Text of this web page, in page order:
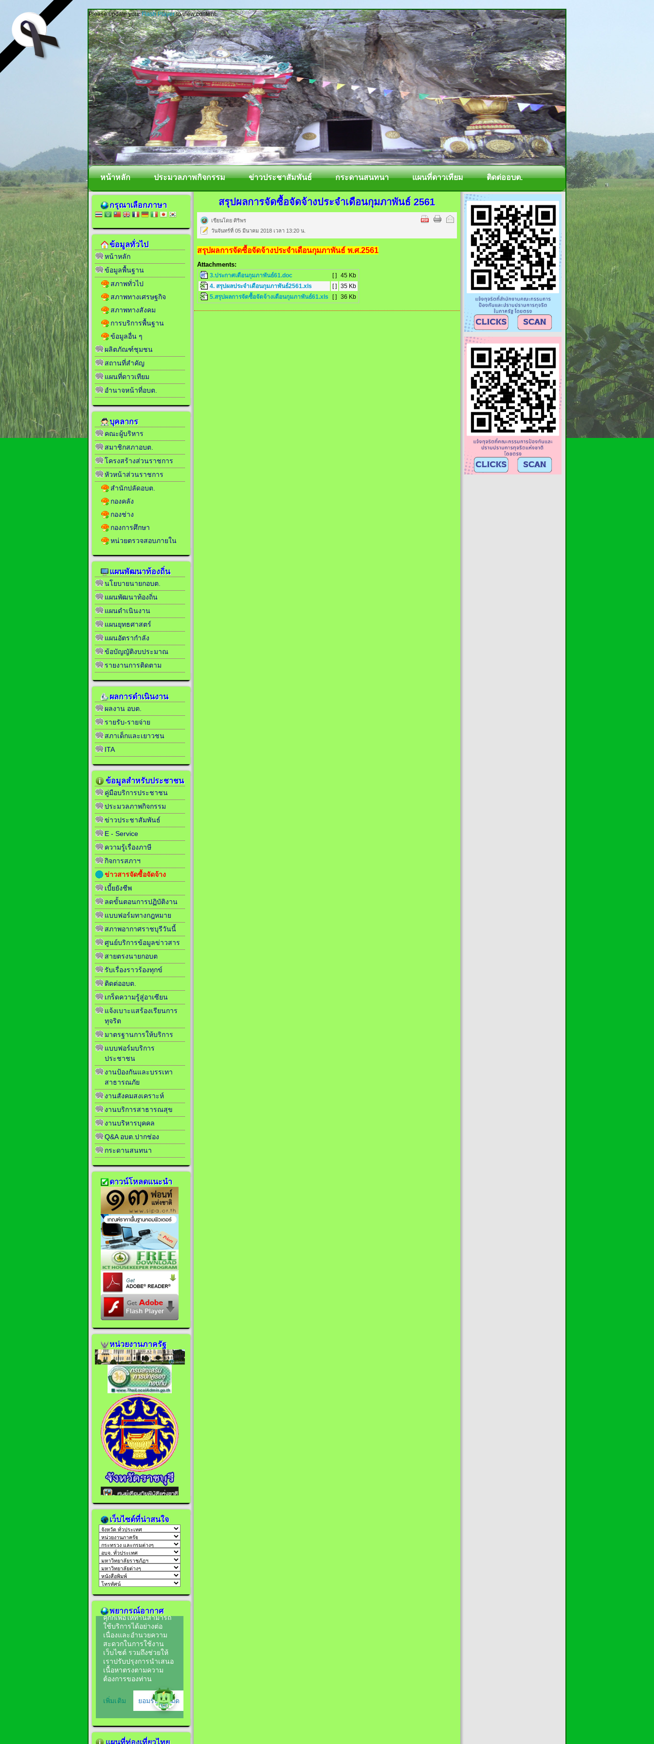
Please update yourFlash Playerto view content.
หน้าหลัก ประมวลภาพกิจกรรม ข่าวประชาสัมพันธ์ กระดานสนทนา แผนที่ดาวเทียม ติดต่ออบต.
สรุปผลการจัดซื้อจัดจ้างประจำเดือนกุมภาพันธ์ 2561
เขียนโดย ศิริพร
วันจันทร์ที่ 05 มีนาคม 2018 เวลา 13:20 น.
สรุปผลการจัดซื้อจัดจ้างประจำเดือนกุมภาพันธ์ พ.ศ.2561
Attachments:
3.ประกาศเดือนกุมภาพันธ์61.doc [ ]
45 Kb
4. สรุปผลประจำเดือนกุมภาพันธ์2561.xls
[ ]
35 Kb
5.สรุปผลการจัดซื้อจัดจ้างเดือนกุมภาพันธ์61.xls
[ ] 36 Kb
กรุณาเลือกภาษา
ข้อมูลทั่วไป
หน้าหลัก
ข้อมูลพื้นฐาน
สภาพทั่วไป
สภาพทางเศรษฐกิจ
สภาพทางสังคม
การบริการพื้นฐาน
ข้อมูลอื่น ๆ
ผลิตภัณฑ์ชุมชน
สถานที่สำคัญ
แผนที่ดาวเทียม
อำนาจหน้าที่อบต.
บุคลากร
คณะผู้บริหาร
สมาชิกสภาอบต.
โครงสร้างส่วนราชการ
หัวหน้าส่วนราชการ
สำนักปลัดอบต.
กองคลัง
กองช่าง
กองการศึกษา
หน่วยตรวจสอบภายใน
แผนพัฒนาท้องถิ่น
นโยบายนายกอบต.
แผนพัฒนาท้องถิ่น
แผนดำเนินงาน
แผนยุทธศาสตร์
แผนอัตรากำลัง
ข้อบัญญัติงบประมาณ
รายงานการติดตาม
ผลการดำเนินงาน
ผลงาน อบต.
รายรับ-รายจ่าย
สภาเด็กและเยาวชน
ITA
ข้อมูลสำหรับประชาชน
คู่มือบริการประชาชน
ประมวลภาพกิจกรรม
ข่าวประชาสัมพันธ์
E - Service
ความรู้เรื่องภาษี
กิจการสภาฯ
ข่าวสารจัดซื้อจัดจ้าง
เบี้ยยังชีพ
ลดขั้นตอนการปฏิบัติงาน
แบบฟอร์มทางกฎหมาย
สภาพอากาศราชบุรีวันนี้
ศูนย์บริการข้อมูลข่าวสาร
สายตรงนายกอบต
รับเรื่องราวร้องทุกข์
ติดต่ออบต.
เกร็ดความรู้สู่อาเซียน
แจ้งเบาะแสร้องเรียนการ
ทุจริต
มาตรฐานการให้บริการ
แบบฟอร์มบริการ
ประชาชน
งานป้องกันและบรรเทา
สาธารณภัย
งานสังคมสงเคราะห์
งานบริการสาธารณสุข
งานบริหารบุคคล
Q&A อบต.ปากช่อง
กระดานสนทนา
ดาวน์โหลดแนะนำ
หน่วยงานภาครัฐ
เว็บไซต์ที่น่าสนใจ
พยากรณ์อากาศ
แผนที่ท่องเที่ยวไทย